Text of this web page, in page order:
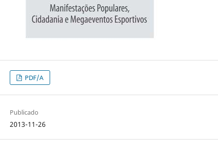
PDF/A
Publicado
2013-11-26